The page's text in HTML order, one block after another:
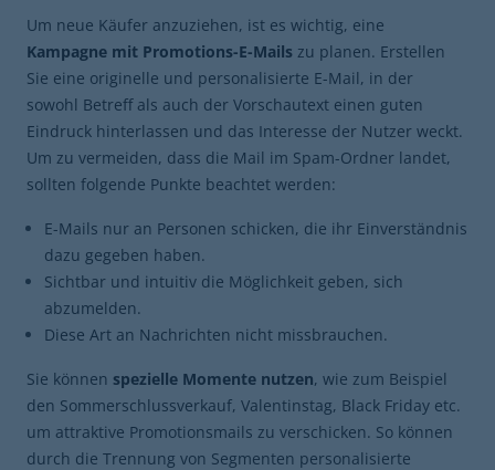
Um neue Käufer anzuziehen, ist es wichtig, eine
Kampagne mit Promotions-E-Mails zu planen. Erstellen
Sie eine originelle und personalisierte E-Mail, in der
sowohl Betreff als auch der Vorschautext einen guten
Eindruck hinterlassen und das Interesse der Nutzer weckt.
Um zu vermeiden, dass die Mail im Spam-Ordner landet,
sollten folgende Punkte beachtet werden:
E-Mails nur an Personen schicken, die ihr Einverständnis
dazu gegeben haben.
Sichtbar und intuitiv die Möglichkeit geben, sich
abzumelden.
Diese Art an Nachrichten nicht missbrauchen.
Sie können spezielle Momente nutzen, wie zum Beispiel
den Sommerschlussverkauf, Valentinstag, Black Friday etc.
um attraktive Promotionsmails zu verschicken. So können
durch die Trennung von Segmenten personalisierte